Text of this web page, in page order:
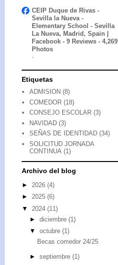
CEIP Duque de Rivas -
Sevilla la Nueva -
Elementary School - Sevilla
La Nueva, Madrid, Spain |
Facebook - 9 Reviews - 4,269
Photos
-
Etiquetas
ADMISION (8)
COMEDOR (18)
CONSEJO ESCOLAR (3)
NAVIDAD (3)
SEÑAS DE IDENTIDAD (34)
SOLICITUD JORNADA
CONTINUA (1)
Archivo del blog
► 2026 (4)
► 2025 (6)
▼ 2024 (11)
► diciembre (1)
▼ octubre (1)
Becas comedor 24/25
► septiembre (1)